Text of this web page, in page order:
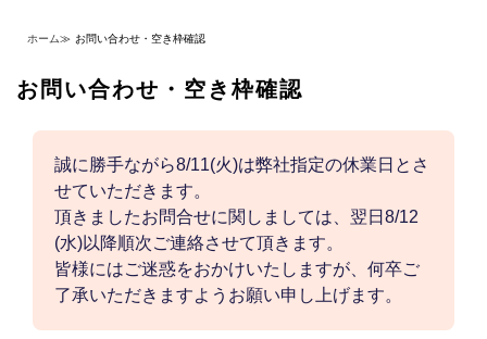
ホーム≫ お問い合わせ・空き枠確認
お問い合わせ・空き枠確認
誠に勝手ながら8/11(火)は弊社指定の休業日とさ
せていただきます。
頂きましたお問合せに関しましては、翌日8/12
(水)以降順次ご連絡させて頂きます。
皆様にはご迷惑をおかけいたしますが、何卒ご
了承いただきますようお願い申し上げます。